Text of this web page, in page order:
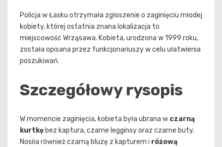
Policja w Łasku otrzymała zgłoszenie o zaginięciu młodej
kobiety, której ostatnia znana lokalizacja to
miejscowość Wrząsawa. Kobieta, urodzona w 1999 roku,
została opisana przez funkcjonariuszy w celu ułatwienia
poszukiwań.
Szczegółowy rysopis
W momencie zaginięcia, kobieta była ubrana w czarną
kurtkębez kaptura, czarne legginsy oraz czarne buty.
Nosiła również czarną bluzę z kapturem i różową